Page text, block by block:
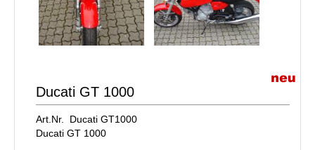
Ducati GT 1000
Art.Nr. Ducati GT1000
Ducati GT 1000